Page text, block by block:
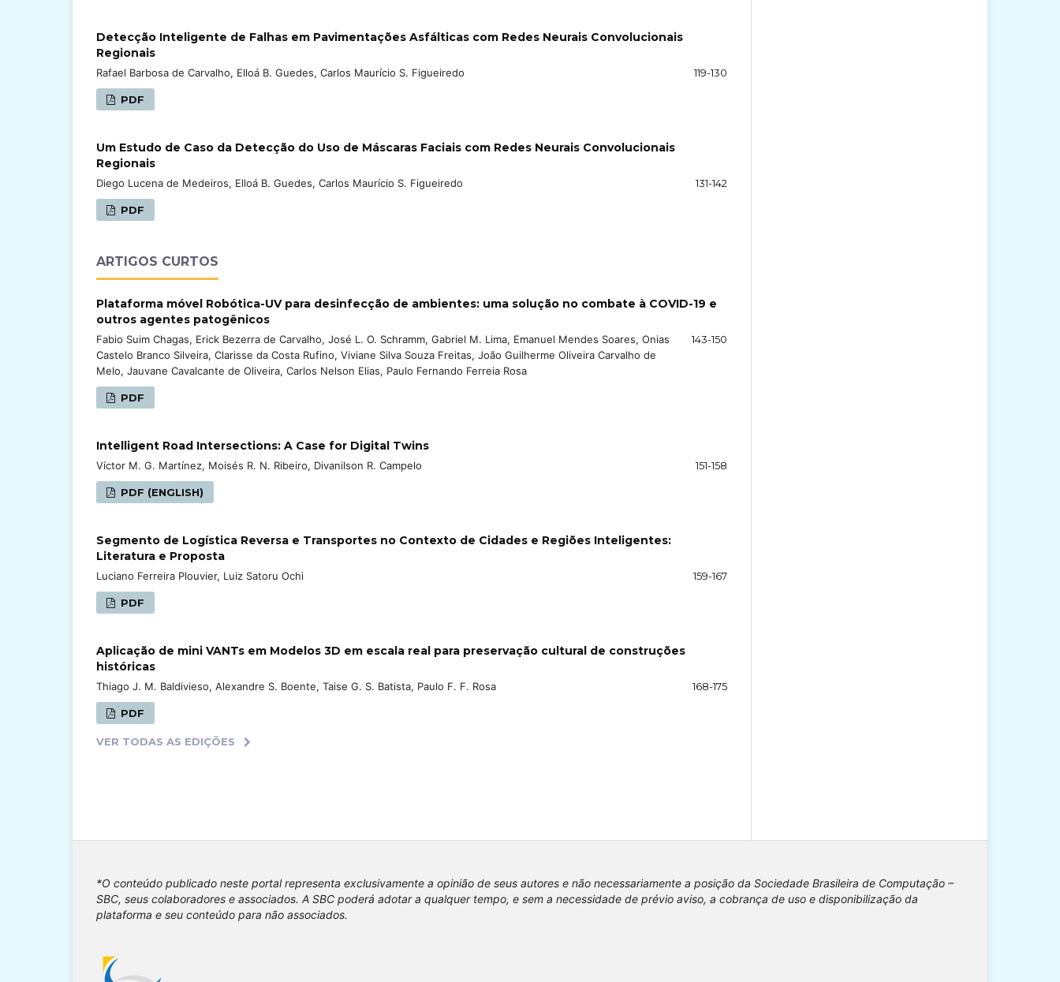
Detecção Inteligente de Falhas em Pavimentações Asfálticas com Redes Neurais Convolucionais
Regionais
Rafael Barbosa de Carvalho, Elloá B. Guedes, Carlos Maurício S. Figueiredo 119-130
PDF
Um Estudo de Caso da Detecção do Uso de Máscaras Faciais com Redes Neurais Convolucionais
Regionais
Diego Lucena de Medeiros, Elloá B. Guedes, Carlos Maurício S. Figueiredo 131-142
PDF
ARTIGOS CURTOS
Plataforma móvel Robótica-UV para desinfecção de ambientes: uma solução no combate à COVID-19 e
outros agentes patogênicos
Fabio Suim Chagas, Erick Bezerra de Carvalho, José L. O. Schramm, Gabriel M. Lima, Emanuel Mendes Soares, Onias
Castelo Branco Silveira, Clarisse da Costa Rufino, Viviane Silva Souza Freitas, João Guilherme Oliveira Carvalho de
Melo, Jauvane Cavalcante de Oliveira, Carlos Nelson Elias, Paulo Fernando Ferreia Rosa
143-150
PDF
Intelligent Road Intersections: A Case for Digital Twins
Víctor M. G. Martínez, Moisés R. N. Ribeiro, Divanilson R. Campelo 151-158
PDF (ENGLISH)
Segmento de Logística Reversa e Transportes no Contexto de Cidades e Regiões Inteligentes:
Literatura e Proposta
Luciano Ferreira Plouvier, Luiz Satoru Ochi 159-167
PDF
Aplicação de mini VANTs em Modelos 3D em escala real para preservação cultural de construções
históricas
Thiago J. M. Baldivieso, Alexandre S. Boente, Taise G. S. Batista, Paulo F. F. Rosa 168-175
PDF
VER TODAS AS EDIÇÕES
*O conteúdo publicado neste portal representa exclusivamente a opinião de seus autores e não necessariamente a posição da Sociedade Brasileira de Computação –
SBC, seus colaboradores e associados. A SBC poderá adotar a qualquer tempo, e sem a necessidade de prévio aviso, a cobrança de uso e disponibilização da
plataforma e seu conteúdo para não associados.